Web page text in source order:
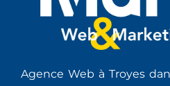
Agence Web à Troyes